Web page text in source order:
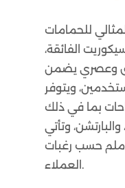
للحمامات
الفائقة،
وعصري يضمن
ويتوفر
بما في ذلك
والبارتشن، وتأتي
بسماكات تتراوح من 4 ملم إلى 12 ملم حسب رغبات
العملاء.